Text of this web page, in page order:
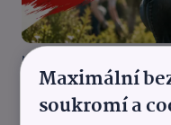
Národní asociace
Vzniká první česká
ukázat
Maximální
soukromí a